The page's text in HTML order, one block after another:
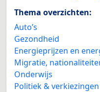
Thema overzichten:
Auto’s
Gezondheid
Energieprijzen en
Migratie,
Onderwijs
Politiek & verkiezingen